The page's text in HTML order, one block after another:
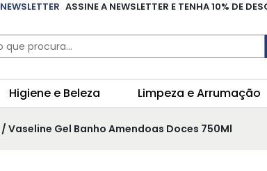
NEWSLETTER ASSINE A NEWSLETTER E TENHA 10% DE
Higiene e Beleza Limpeza e Arrumação
/ Vaseline Gel Banho Amendoas Doces 750Ml